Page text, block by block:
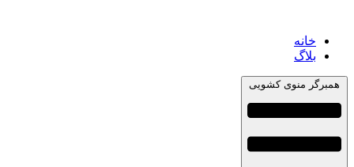
خانه
بلاگ
همبرگر منوی کشویی